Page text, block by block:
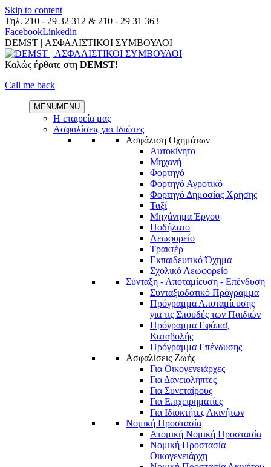
Skip to content
Τηλ. 210 - 29 32 312 & 210 - 29 31 363
FacebookLinkedin
DEMST | ΑΣΦΑΛΙΣΤΙΚΟΙ ΣΥΜΒΟΥΛΟΙ
Καλώς ήρθατε στη DEMST!
Call me back
MENUMENU
Η εταιρεία μας
Ασφαλίσεις για Ιδιώτες
Ασφάλιση Οχημάτων
Αυτοκίνητο
Μηχανή
Φορτηγό
Φορτηγό Αγροτικό
Φορτηγό Δημοσίας Χρήσης
Ταξί
Μηχάνημα Έργου
Ποδήλατο
Λεωφορείο
Τρακτέρ
Εκπαιδευτικό Όχημα
Σχολικό Λεωφορείο
Σύνταξη - Αποταμίευση - Επένδυση
Συνταξιοδοτικό Πρόγραμμα
Πρόγραμμα Αποταμίευσης
για τις Σπουδές των Παιδιών
Πρόγραμμα Εφάπαξ
Καταβολής
Πρόγραμμα Επένδυσης
Ασφαλίσεις Ζωής
Για Οικογενειάρχες
Για Δανειολήπτες
Για Συνεταίρους
Για Επιχειρηματίες
Για Ιδιοκτήτες Ακινήτων
Νομική Προστασία
Ατομική Νομική Προστασία
Νομική Προστασία
Οικογενειάρχη